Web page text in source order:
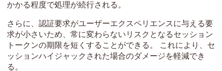
かかる程度で処理が続行される。
さらに、認証要求がユーザーエクスペリエンスに与える要
求が小さいため、常に変わらないリスクとなるセッション
トークンの期限を短くすることができる。 これにより、セ
ッションハイジャックされた場合のダメージを軽減でき
る。